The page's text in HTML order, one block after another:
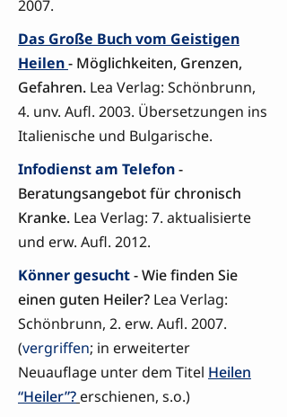
2007.
Das Große Buch vom Geistigen
Heilen- Möglichkeiten, Grenzen,
Gefahren. Lea Verlag: Schönbrunn,
4. unv. Aufl. 2003. Übersetzungen ins
Italienische und Bulgarische.
Infodienst am Telefon-
Beratungsangebot für chronisch
Kranke. Lea Verlag: 7. aktualisierte
und erw. Aufl. 2012.
Könner gesucht- Wie finden Sie
einen guten Heiler? Lea Verlag:
Schönbrunn, 2. erw. Aufl. 2007.
(vergriffen; in erweiterter
Neuauflage unter dem Titel Heilen
“Heiler”? erschienen, s.o.)